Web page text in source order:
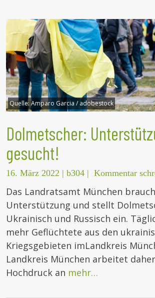
Quelle:Amparo Garcia / adobestock
Dolmetscher:
gesucht!
16. März 2022 | b304 | Kommentar
Das Landratsamt München
Unterstützung und stellt
Ukrainisch und Russisch ein.
mehr Geflüchtete aus den
Kriegsgebieten imLandkreis
Landkreis München arbeitet
Hochdruck an mehr…